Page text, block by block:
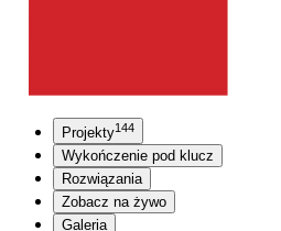
Projekty144
Wykończenie pod klucz
Rozwiązania
Zobacz na żywo
Galeria